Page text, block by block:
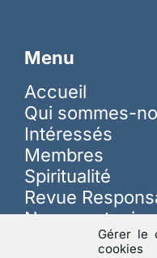
Gérer le
cookies
Menu
Accueil
Qui sommes-
Intéressés
Membres
Spiritualité
Revue
Nous soutenir